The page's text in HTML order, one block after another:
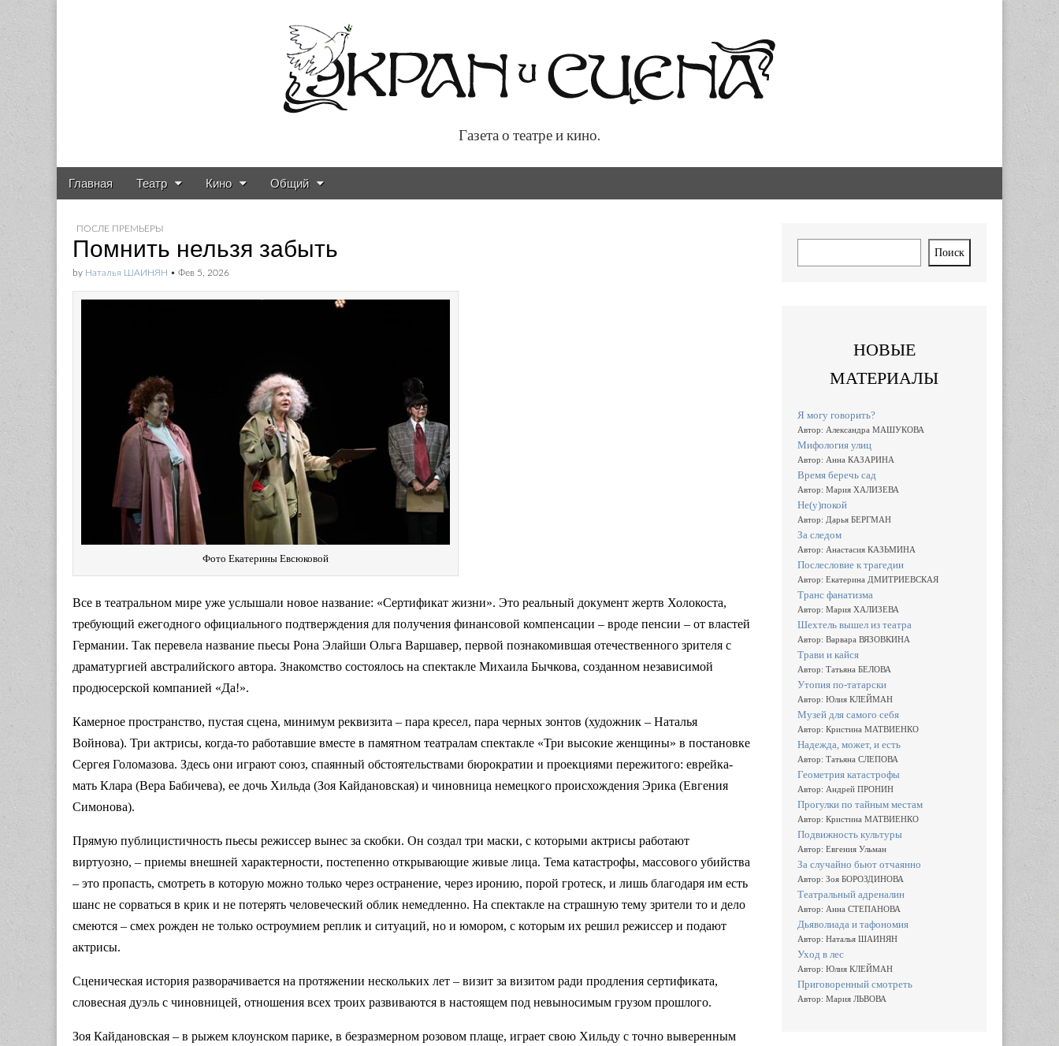
Газета о театре и кино.
Газета о театре и кино.
Main menu
Skip to content
Главная Театр Кино Общий
ПОСЛЕ ПРЕМЬЕРЫ
Помнить нельзя забыть
by Наталья ШАИНЯН • Фев 5, 2026
Фото Екатерины Евсюковой
Все в театральном мире уже услышали новое название: «Сертификат жизни». Это реальный документ жертв Холокоста,
требующий ежегодного официального подтверждения для получения финансовой компенсации – вроде пенсии – от властей
Германии. Так перевела название пьесы Рона Элайши Ольга Варшавер, первой познакомившая отечественного зрителя с
драматургией австралийского автора. Знакомство состоялось на спектакле Михаила Бычкова, созданном независимой
продюсерской компанией «Да!».
Камерное пространство, пустая сцена, минимум реквизита – пара кресел, пара черных зонтов (художник – Наталья
Войнова). Три актрисы, когда-то работавшие вместе в памятном театралам спектакле «Три высокие женщины» в постановке
Сергея Голомазова. Здесь они играют союз, спаянный обстоятельствами бюрократии и проекциями пережитого: еврейка-
мать Клара (Вера Бабичева), ее дочь Хильда (Зоя Кайдановская) и чиновница немецкого происхождения Эрика (Евгения
Симонова).
Прямую публицистичность пьесы режиссер вынес за скобки. Он создал три маски, с которыми актрисы работают
виртуозно, – приемы внешней характерности, постепенно открывающие живые лица. Тема катастрофы, массового убийства
– это пропасть, смотреть в которую можно только через остранение, через иронию, порой гротеск, и лишь благодаря им есть
шанс не сорваться в крик и не потерять человеческий облик немедленно. На спектакле на страшную тему зрители то и дело
смеются – смех рожден не только остроумием реплик и ситуаций, но и юмором, с которым их решил режиссер и подают
актрисы.
Сценическая история разворачивается на протяжении нескольких лет – визит за визитом ради продления сертификата,
словесная дуэль с чиновницей, отношения всех троих развиваются в настоящем под невыносимым грузом прошлого.
Зоя Кайдановская – в рыжем клоунском парике, в безразмерном розовом плаще, играет свою Хильду с точно выверенным
Поиск
НОВЫЕ
МАТЕРИАЛЫ
Я могу говорить?
Автор: Александра МАШУКОВА
Мифология улиц
Автор: Анна КАЗАРИНА
Время беречь сад
Автор: Мария ХАЛИЗЕВА
Не(у)покой
Автор: Дарья БЕРГМАН
За следом
Автор: Анастасия КАЗЬМИНА
Послесловие к трагедии
Автор: Екатерина ДМИТРИЕВСКАЯ
Транс фанатизма
Автор: Мария ХАЛИЗЕВА
Шехтель вышел из театра
Автор: Варвара ВЯЗОВКИНА
Трави и кайся
Автор: Татьяна БЕЛОВА
Утопия по-татарски
Автор: Юлия КЛЕЙМАН
Музей для самого себя
Автор: Кристина МАТВИЕНКО
Надежда, может, и есть
Автор: Татьяна СЛЕПОВА
Геометрия катастрофы
Автор: Андрей ПРОНИН
Прогулки по тайным местам
Автор: Кристина МАТВИЕНКО
Подвижность культуры
Автор: Евгения Ульман
За случайно бьют отчаянно
Автор: Зоя БОРОЗДИНОВА
Театральный адреналин
Автор: Анна СТЕПАНОВА
Дьяволиада и тафономия
Автор: Наталья ШАИНЯН
Уход в лес
Автор: Юлия КЛЕЙМАН
Приговоренный смотреть
Автор: Мария ЛЬВОВА